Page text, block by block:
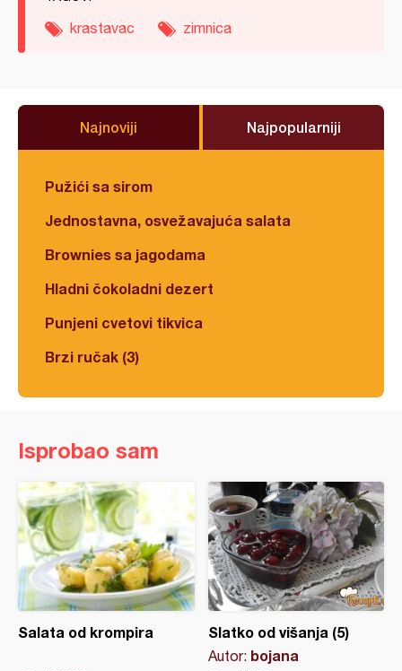
krastavac zimnica
Najnoviji Najpopularniji
Pužići sa sirom
Jednostavna, osvežavajuća salata
Brownies sa jagodama
Hladni čokoladni dezert
Punjeni cvetovi tikvica
Brzi ručak (3)
Isprobao sam
Salata od krompira Slatko od višanja (5)
Autor: bojana